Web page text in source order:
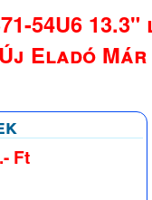
54U6
Eladó
.- Ft